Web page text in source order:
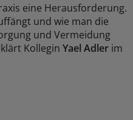
eine Herausforderung.
und wie man die
und Vermeidung
Kollegin Yael Adler im